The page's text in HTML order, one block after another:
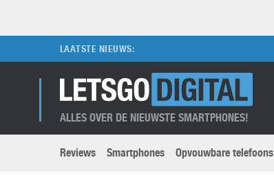
LAATSTE NIEUWS:
ALLES OVER DE NIEUWSTE SMARTPHONES!
Merken submenu
Reviews Smartphones Opvouwbare telefoons